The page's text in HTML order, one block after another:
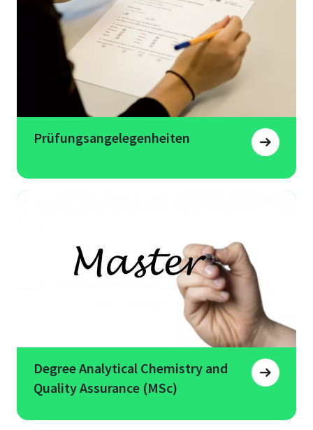
Prüfungsangelegenheiten
Degree Analytical Chemistry and
Quality Assurance (MSc)